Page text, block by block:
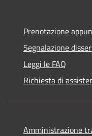
Prenotazione
Segnalazione
Leggi le FAQ
Richiesta di
Amministrazione